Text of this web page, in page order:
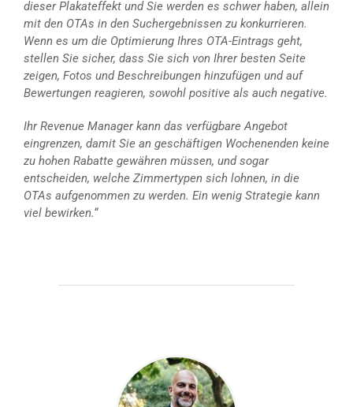
dieser Plakateffekt und Sie werden es schwer haben, allein
mit den OTAs in den Suchergebnissen zu konkurrieren.
Wenn es um die Optimierung Ihres OTA-Eintrags geht,
stellen Sie sicher, dass Sie sich von Ihrer besten Seite
zeigen, Fotos und Beschreibungen hinzufügen und auf
Bewertungen reagieren, sowohl positive als auch negative.
Ihr Revenue Manager kann das verfügbare Angebot
eingrenzen, damit Sie an geschäftigen Wochenenden keine
zu hohen Rabatte gewähren müssen, und sogar
entscheiden, welche Zimmertypen sich lohnen, in die
OTAs aufgenommen zu werden. Ein wenig Strategie kann
viel bewirken.“